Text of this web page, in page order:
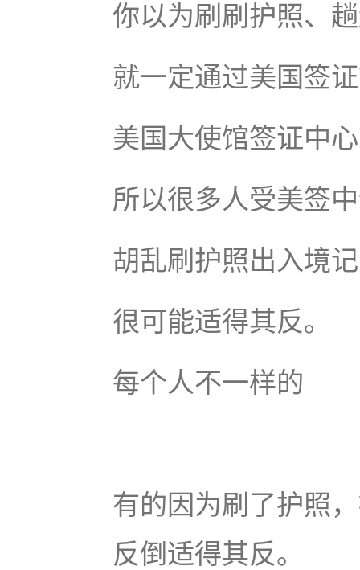
你以为刷刷护照、
就一定通过美国签
美国大使馆签证中
所以很多人受美签
胡乱刷护照出入境
很可能适得其反。
每个人不一样的
有的因为刷了护照
反倒适得其反。